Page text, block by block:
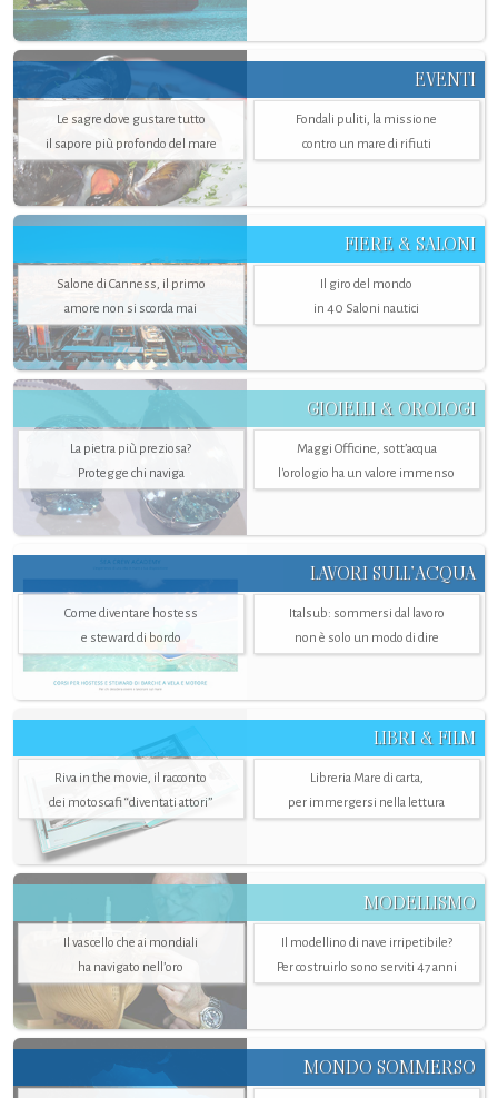
EVENTI
Le sagre dove gustare tutto
il sapore più profondo del mare
Fondali puliti, la missione
contro un mare di rifiuti
FIERE & SALONI
Salone di Canness, il primo
amore non si scorda mai
Il giro del mondo
in 40 Saloni nautici
GIOIELLI & OROLOGI
La pietra più preziosa?
Protegge chi naviga
Maggi Officine, sott’acqua
l'orologio ha un valore immenso
LAVORI SULL’ACQUA
Come diventare hostess
e steward di bordo
Italsub: sommersi dal lavoro
non è solo un modo di dire
LIBRI & FILM
Riva in the movie, il racconto
dei motoscafi “diventati attori”
Libreria Mare di carta,
per immergersi nella lettura
MODELLISMO
Il vascello che ai mondiali
ha navigato nell’oro
Il modellino di nave irripetibile?
Per costruirlo sono serviti 47 anni
MONDO SOMMERSO